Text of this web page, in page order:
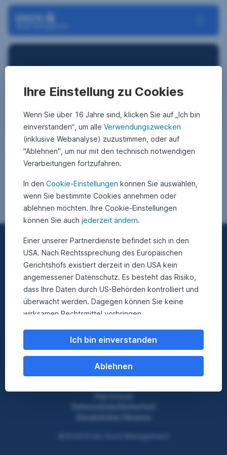
Navigation überspringen
Greenwashing
Artikel zu “Greenwashing”
Nach oben
Besuchen Sie uns auf
facebookinstagram
Ihre Einstellung zu Cookies
Wenn Sie über 16 Jahre sind, klicken Sie auf „Ich bin
einverstanden“, um alle Verwendungszwecken
(inklusive Webanalyse) zuzustimmen, oder auf
"Ablehnen", um nur mit den technisch notwendigen
Verarbeitungen fortzufahren.
In den Cookie-Einstellungen können Sie auswählen,
wenn Sie bestimmte Cookies annehmen oder
ablehnen möchten. Ihre Cookie-Einstellungen
können Sie auch jederzeit ändern.
Einer unserer Partnerdienste befindet sich in den
USA. Nach Rechtssprechung des Europäischen
Gerichtshofs existiert derzeit in den USA kein
angemessener Datenschutz. Es besteht das Risiko,
dass Ihre Daten durch US-Behörden kontrolliert und
überwacht werden. Dagegen können Sie keine
wirksamen Rechtsmittel vorbringen.
Weitere Informationen zum Datenschutz finden Sie
Ich bin einverstanden
Ablehnen